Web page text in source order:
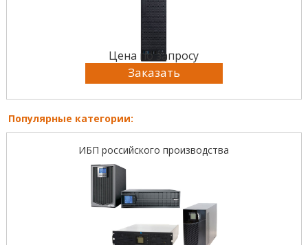
Цена по запросу
Заказать
Популярные категории:
ИБП российского производства